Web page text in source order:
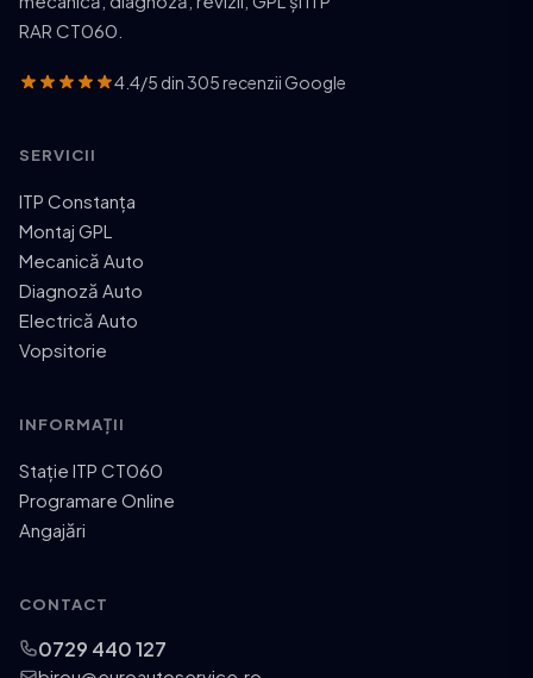
RAR CT060.
4.4/5 din 305 recenzii Google
SERVICII
ITP Constanța
Montaj GPL
Mecanică Auto
Diagnoză Auto
Electrică Auto
Vopsitorie
INFORMAȚII
Stație ITP CT060
Programare Online
Angajări
CONTACT
0729 440 127